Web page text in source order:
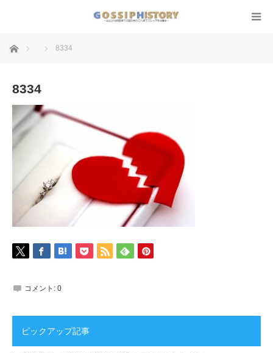
ホーム 8334
8334
コメント: 0
ピックアップ記事